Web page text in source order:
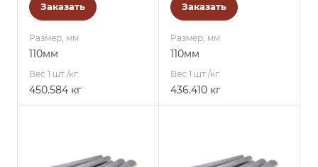
Заказать
Размер, мм
110мм
Вес 1 шт./кг.
450.584 кг
Заказать
Размер, мм
110мм
Вес 1 шт./кг.
436.410 кг